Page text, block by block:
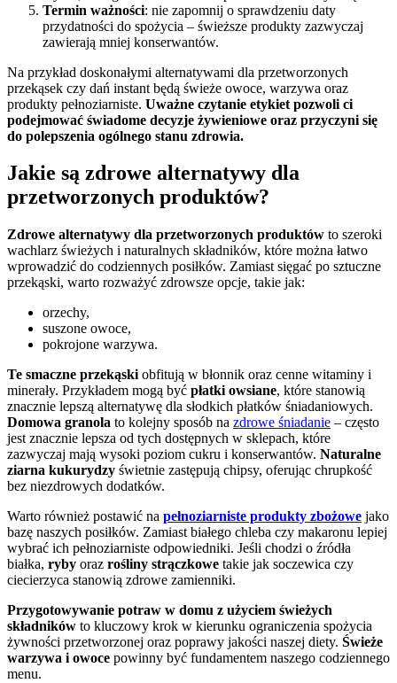
Termin ważności: nie zapomnij o sprawdzeniu daty
przydatności do spożycia – świeższe produkty zazwyczaj
zawierają mniej konserwantów.
Na przykład doskonałymi alternatywami dla przetworzonych
przekąsek czy dań instant będą świeże owoce, warzywa oraz
produkty pełnoziarniste. Uważne czytanie etykiet pozwoli ci
podejmować świadome decyzje żywieniowe oraz przyczyni się
do polepszenia ogólnego stanu zdrowia.
Jakie są zdrowe alternatywy dla
przetworzonych produktów?
Zdrowe alternatywy dla przetworzonych produktów to szeroki
wachlarz świeżych i naturalnych składników, które można łatwo
wprowadzić do codziennych posiłków. Zamiast sięgać po sztuczne
przekąski, warto rozważyć zdrowsze opcje, takie jak:
orzechy,
suszone owoce,
pokrojone warzywa.
Te smaczne przekąski obfitują w błonnik oraz cenne witaminy i
minerały. Przykładem mogą być płatki owsiane, które stanowią
znacznie lepszą alternatywę dla słodkich płatków śniadaniowych.
Domowa granola to kolejny sposób na zdrowe śniadanie – często
jest znacznie lepsza od tych dostępnych w sklepach, które
zazwyczaj mają wysoki poziom cukru i konserwantów. Naturalne
ziarna kukurydzy świetnie zastępują chipsy, oferując chrupkość
bez niezdrowych dodatków.
Warto również postawić na pełnoziarniste produkty zbożowe jako
bazę naszych posiłków. Zamiast białego chleba czy makaronu lepiej
wybrać ich pełnoziarniste odpowiedniki. Jeśli chodzi o źródła
białka, ryby oraz rośliny strączkowe takie jak soczewica czy
ciecierzyca stanowią zdrowe zamienniki.
Przygotowywanie potraw w domu z użyciem świeżych
składników to kluczowy krok w kierunku ograniczenia spożycia
żywności przetworzonej oraz poprawy jakości naszej diety. Świeże
warzywa i owoce powinny być fundamentem naszego codziennego
menu.